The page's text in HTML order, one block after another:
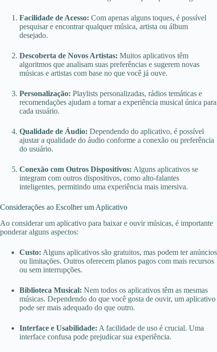
Facilidade de Acesso: Com apenas alguns toques, é possível
pesquisar e encontrar qualquer música, artista ou álbum
desejado.
Descoberta de Novos Artistas: Muitos aplicativos têm
algoritmos que analisam suas preferências e sugerem novas
músicas e artistas com base no que você já ouve.
Personalização: Playlists personalizadas, rádios temáticas e
recomendações ajudam a tornar a experiência musical única para
cada usuário.
Qualidade de Áudio: Dependendo do aplicativo, é possível
ajustar a qualidade do áudio conforme a conexão ou preferência
do usuário.
Conexão com Outros Dispositivos: Alguns aplicativos se
integram com outros dispositivos, como alto-falantes
inteligentes, permitindo uma experiência mais imersiva.
Considerações ao Escolher um Aplicativo
Ao considerar um aplicativo para baixar e ouvir músicas, é importante
ponderar alguns aspectos:
Custo: Alguns aplicativos são gratuitos, mas podem ter anúncios
ou limitações. Outros oferecem planos pagos com mais recursos
ou sem interrupções.
Biblioteca Musical: Nem todos os aplicativos têm as mesmas
músicas. Dependendo do que você gosta de ouvir, um aplicativo
pode ser mais adequado do que outro.
Interface e Usabilidade: A facilidade de uso é crucial. Uma
interface confusa pode prejudicar sua experiência.